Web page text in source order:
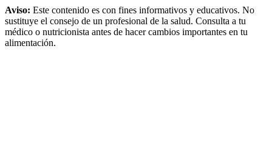
Aviso: Este contenido es con fines informativos y educativos. No
sustituye el consejo de un profesional de la salud. Consulta a tu
médico o nutricionista antes de hacer cambios importantes en tu
alimentación.